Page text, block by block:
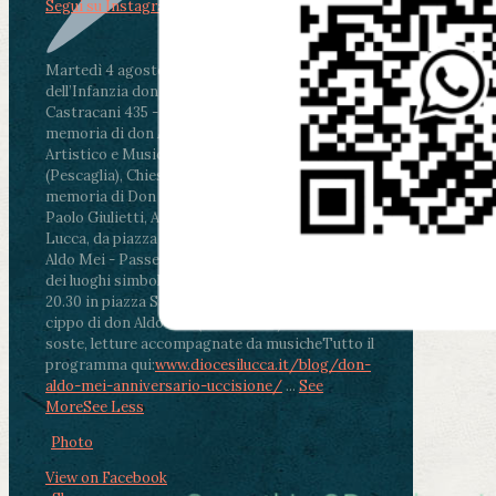
Martedì 4 agosto2026
ore 11:30 - Lucca, Scuola
dell’Infanzia don Aldo Mei - Viale Castruccio
Castracani 435 - Inaugurazione murales in
memoria di don Aldo Mei curato dal Liceo
Artistico e Musicale “Passaglia”
ore 18 - Fiano
(Pescaglia), Chiesa parrocchiale - Messa in
memoria di Don Aldo Mei celebrata da mons.
Paolo Giulietti, Arcivescovo di Lucca
ore 20.30 -
Lucca, da piazza San Michele al Cippo di don
Aldo Mei - Passeggiata della Memoria in alcuni
dei luoghi simbolo della città. Ritrovo alle ore
20.30 in piazza San Michele con conclusione al
cippo di don Aldo Mei (Porta Elisa). Durante le
soste, letture accompagnate da musicheTutto il
programma qui:www.diocesilucca.it/blog/don-
aldo-mei-anniversario-uccisione/ ... See
MoreSee Less
Photo
View on Facebook
Segui su Instagram